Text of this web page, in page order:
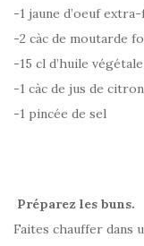
-1 jaune d’oeuf
-2 càc de moutarde
-15 cl d’huile
-1 càc de jus de
-1 pincée de sel
Préparez les buns.
Faites chauffer dans